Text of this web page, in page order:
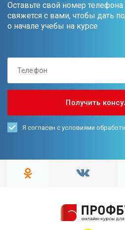
Оставьте свой номер
свяжется с вами, чтобы дать
о начале учебы на курсе
Я согласен с условиями